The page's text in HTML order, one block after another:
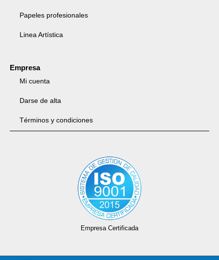
Papeles profesionales
Linea Artística
Empresa
Mi cuenta
Darse de alta
Términos y condiciones
Empresa Certificada